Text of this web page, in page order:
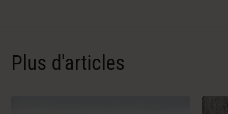
Plus d'articles